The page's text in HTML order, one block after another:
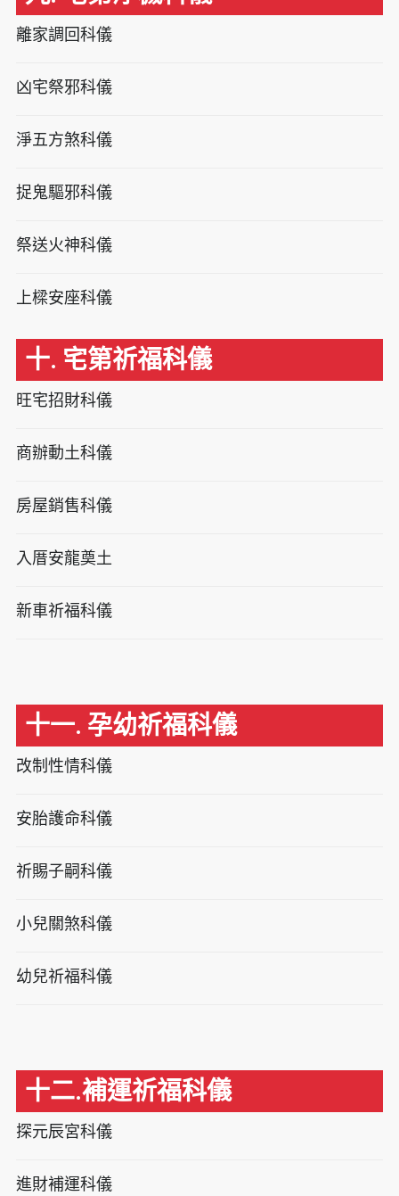
離家調回科儀
凶宅祭邪科儀
淨五方煞科儀
捉鬼驅邪科儀
祭送火神科儀
上樑安座科儀
十. 宅第祈福科儀
旺宅招財科儀
商辦動土科儀
房屋銷售科儀
入厝安龍奠土
新車祈福科儀
十一. 孕幼祈福科儀
改制性情科儀
安胎護命科儀
祈賜子嗣科儀
小兒關煞科儀
幼兒祈福科儀
十二.補運祈福科儀
探元辰宮科儀
進財補運科儀